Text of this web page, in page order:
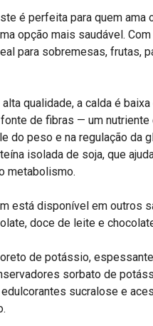
é perfeita para quem ama
opção mais saudável.
para sobremesas, frutas,
qualidade, a calda é
de fibras — um
do peso e na regulação da
isolada de soja, que
metabolismo.
está disponível em outros
doce de leite e
de potássio,
sorbato de
sucralose e